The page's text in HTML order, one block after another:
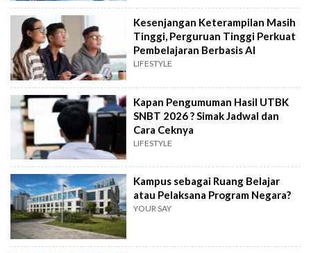
Kesenjangan Keterampilan Masih
Tinggi, Perguruan Tinggi Perkuat
Pembelajaran Berbasis AI
LIFESTYLE
Kapan Pengumuman Hasil UTBK
SNBT 2026 ? Simak Jadwal dan
Cara Ceknya
LIFESTYLE
Kampus sebagai Ruang Belajar
atau Pelaksana Program Negara?
YOUR SAY